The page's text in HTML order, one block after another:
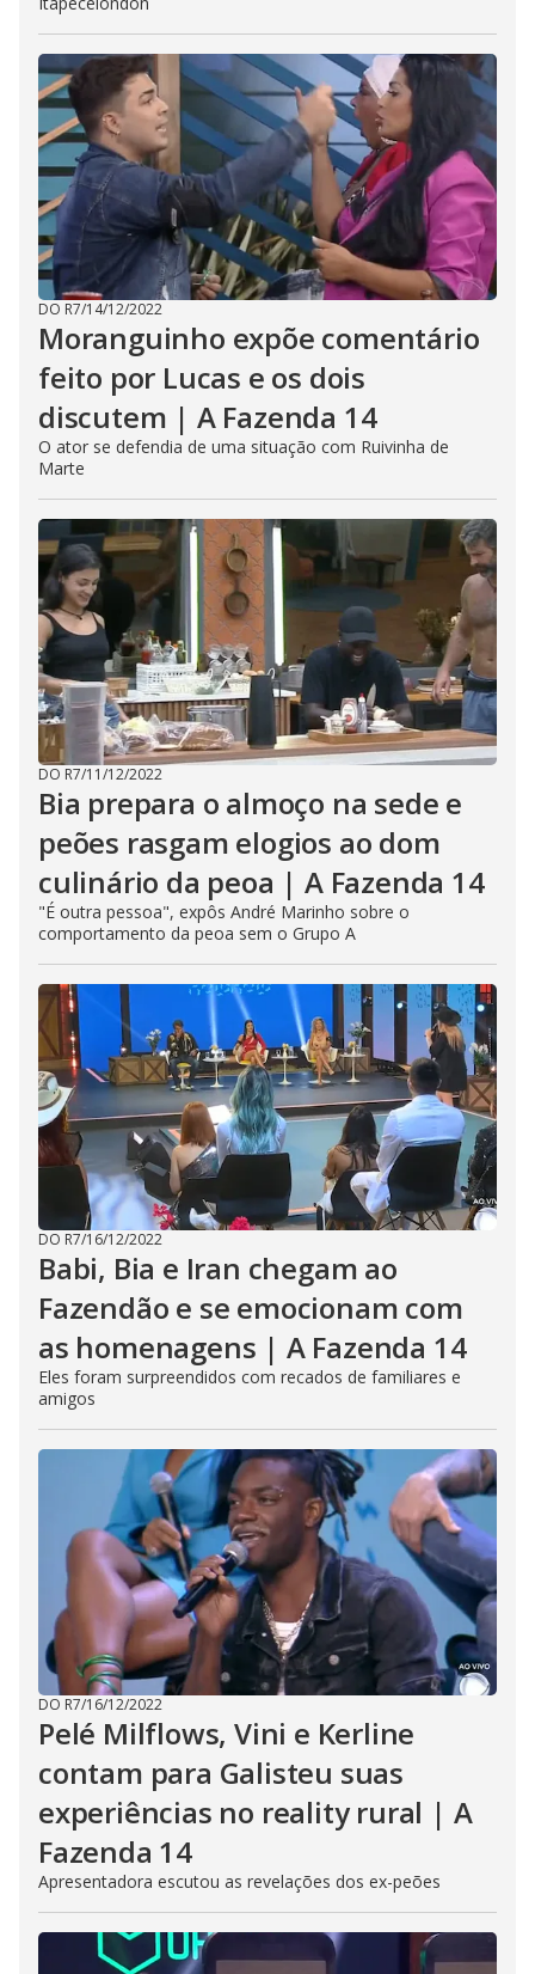
DO R7/14/12/2022
Moranguinho expõe comentário
feito por Lucas e os dois
discutem | A Fazenda 14
O ator se defendia de uma situação com Ruivinha de
Marte
DO R7/11/12/2022
Bia prepara o almoço na sede e
peões rasgam elogios ao dom
culinário da peoa | A Fazenda 14
"É outra pessoa", expôs André Marinho sobre o
comportamento da peoa sem o Grupo A
DO R7/16/12/2022
Babi, Bia e Iran chegam ao
Fazendão e se emocionam com
as homenagens | A Fazenda 14
Eles foram surpreendidos com recados de familiares e
amigos
DO R7/16/12/2022
Pelé Milflows, Vini e Kerline
contam para Galisteu suas
experiências no reality rural | A
Fazenda 14
Apresentadora escutou as revelações dos ex-peões